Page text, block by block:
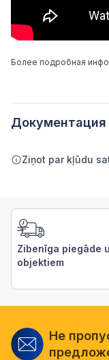
Более подробная
Документация
Ziņot par kļūdu
Zibenīga piegāde
objektiem
Не